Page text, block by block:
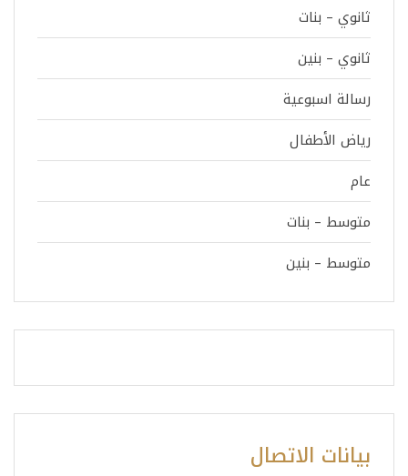
ثانوي – بنات
ثانوي – بنين
رسالة اسبوعية
رياض الأطفال
عام
متوسط – بنات
متوسط – بنين
بيانات الاتصال